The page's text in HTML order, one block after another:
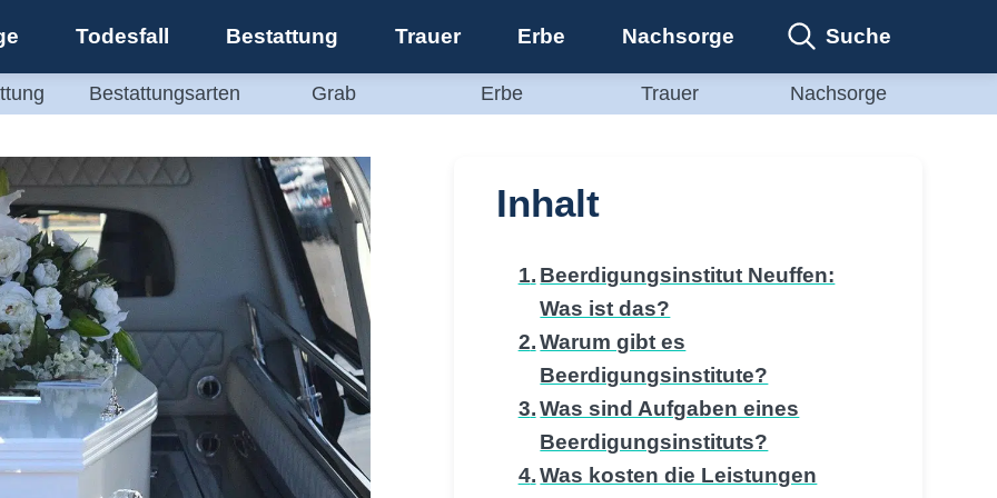
Todesfall Bestattung Trauer Erbe Nachsorge Suche
Bestattungsarten Grab Erbe Trauer Nachsorge
Inhalt
Beerdigungsinstitut Neuffen:
Was ist das?
Warum gibt es
Beerdigungsinstitute?
Was sind Aufgaben eines
Beerdigungsinstituts?
Was kosten die Leistungen